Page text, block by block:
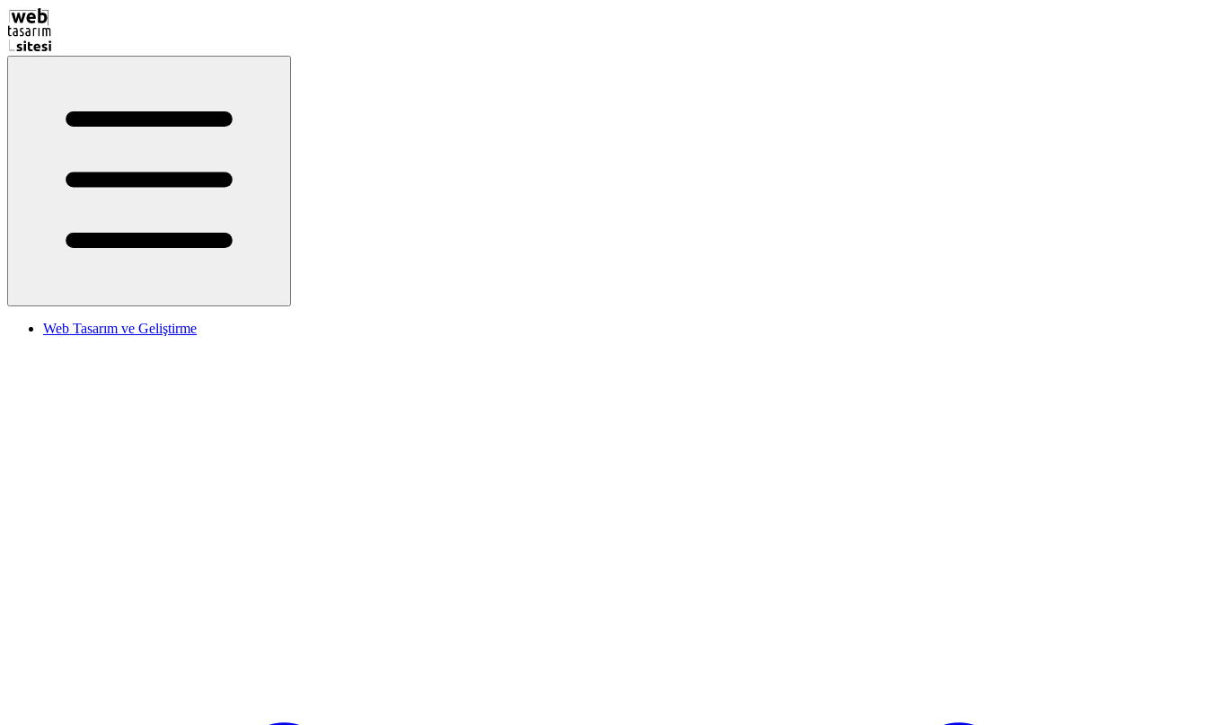
Web Tasarım ve Geliştirme